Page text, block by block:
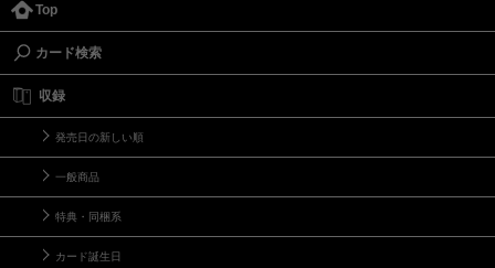
Top
カード検索
収録
発売日の新しい順
一般商品
特典・同梱系
カード誕生日